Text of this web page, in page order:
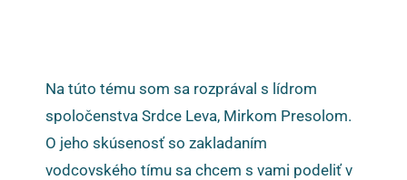
Na túto tému som sa rozprával s lídrom
spoločenstva Srdce Leva, Mirkom Presolom.
O jeho skúsenosť so zakladaním
vodcovského tímu sa chcem s vami podeliť v